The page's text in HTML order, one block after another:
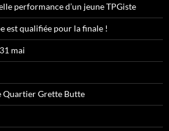
performance d’un jeune TPGiste
est qualifiée pour la finale !
mai
Quartier Grette Butte